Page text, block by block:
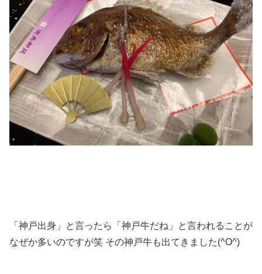
「神戸出身」と言ったら「神戸牛だね」と言われることが
なぜか多いのですが笑 その神戸牛も出てきました(^O^)